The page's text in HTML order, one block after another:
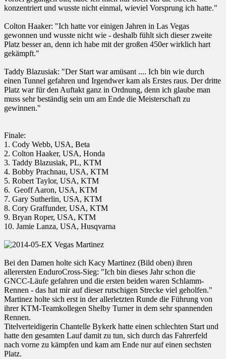
konzentriert und wusste nicht einmal, wieviel Vorsprung ich hatte."
Colton Haaker: "Ich hatte vor einigen Jahren in Las Vegas
gewonnen und wusste nicht wie - deshalb fühlt sich dieser zweite
Platz besser an, denn ich habe mit der großen 450er wirklich hart
gekämpft."
Taddy Blazusiak: "Der Start war amüsant .... Ich bin wie durch
einen Tunnel gefahren und Irgendwer kam als Erstes raus. Der dritte
Platz war für den Auftakt ganz in Ordnung, denn ich glaube man
muss sehr beständig sein um am Ende die Meisterschaft zu
gewinnen."
Finale:
1. Cody Webb, USA, Beta
2. Colton Haaker, USA, Honda
3. Taddy Blazusiak, PL, KTM
4. Bobby Prachnau, USA, KTM
5. Robert Taylor, USA, KTM
6. Geoff Aaron, USA, KTM
7. Gary Sutherlin, USA, KTM
8. Cory Graffunder, USA, KTM
9. Bryan Roper, USA, KTM
10. Jamie Lanza, USA, Husqvarna
Bei den Damen holte sich Kacy Martinez (Bild oben) ihren
allerersten EnduroCross-Sieg: "Ich bin dieses Jahr schon die
GNCC-Läufe gefahren und die ersten beiden waren Schlamm-
Rennen - das hat mir auf dieser rutschigen Strecke viel geholfen."
Martinez holte sich erst in der allerletzten Runde die Führung von
ihrer KTM-Teamkollegen Shelby Turner in dem sehr spannenden
Rennen.
Titelverteidigerin Chantelle Bykerk hatte einen schlechten Start und
hatte den gesamten Lauf damit zu tun, sich durch das Fahrerfeld
nach vorne zu kämpfen und kam am Ende nur auf einen sechsten
Platz.